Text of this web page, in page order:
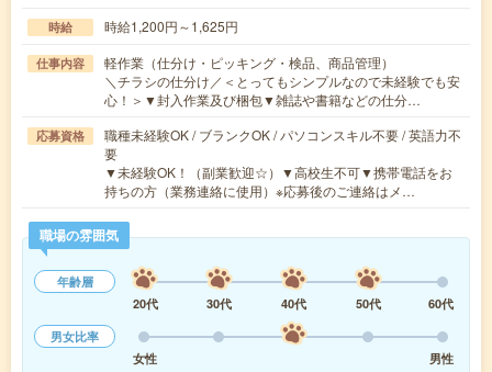
時給 時給1,200円～1,625円
仕事内容
軽作業（仕分け・ピッキング・検品、商品管理）
＼チラシの仕分け／＜とってもシンプルなので未経験でも安
心！＞▼封入作業及び梱包▼雑誌や書籍などの仕分…
応募資格
職種未経験OK / ブランクOK / パソコンスキル不要 / 英語力不
要
▼未経験OK！（副業歓迎☆）▼高校生不可▼携帯電話をお
持ちの方（業務連絡に使用）※応募後のご連絡はメ…
職場の雰囲気
年齢層
20代
30代 40代 50代
60代
男女比率
女性
男性